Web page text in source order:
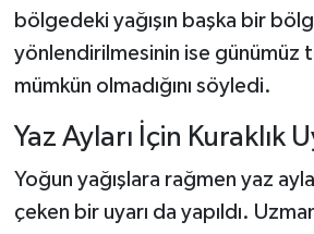
bölgedeki yağışın başka bir
yönlendirilmesinin ise günümüz
mümkün olmadığını söyledi.
Yaz Ayları İçin Kuraklık
Yoğun yağışlara rağmen yaz
çeken bir uyarı da yapıldı.